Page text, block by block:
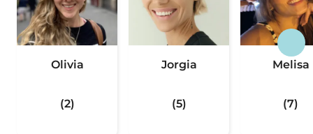
Olivia
(2)
Jorgia
(5)
Melisa
(7)